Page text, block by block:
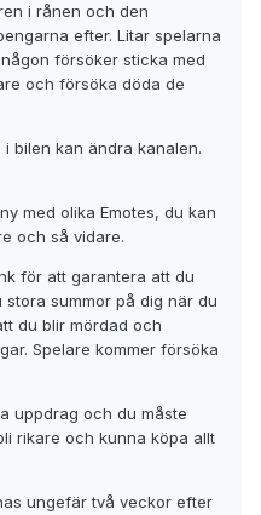
i rånen och den
efter. Litar spelarna
försöker sticka med
och försöka döda de
bilen kan ändra kanalen.
med olika Emotes, du kan
och så vidare.
för att garantera att du
summor på dig när du
du blir mördad och
Spelare kommer försöka
uppdrag och du måste
rikare och kunna köpa allt
ungefär två veckor efter